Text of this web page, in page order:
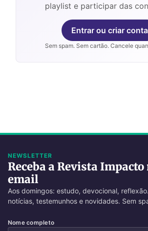
playlist e participar das
Entrar ou criar conta
Sem spam. Sem cartão. Cancele
NEWSLETTER
Receba a Revista Impacto
email
Aos domingos: estudo, devocional,
notícias, testemunhos e novidades. Sem
Nome completo